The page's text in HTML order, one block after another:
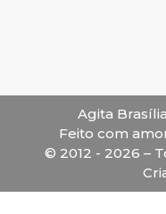
Agita Brasília
Feito com
© 2012 - 2026 –